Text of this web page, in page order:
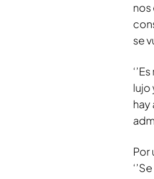
nos
se
lujo
hay
Por